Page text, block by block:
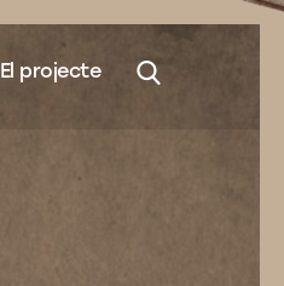
El projecte